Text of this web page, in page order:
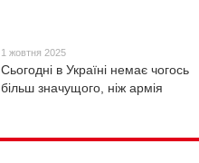
1 жовтня 2025
Сьогодні в Україні немає чогось
більш значущого, ніж армія